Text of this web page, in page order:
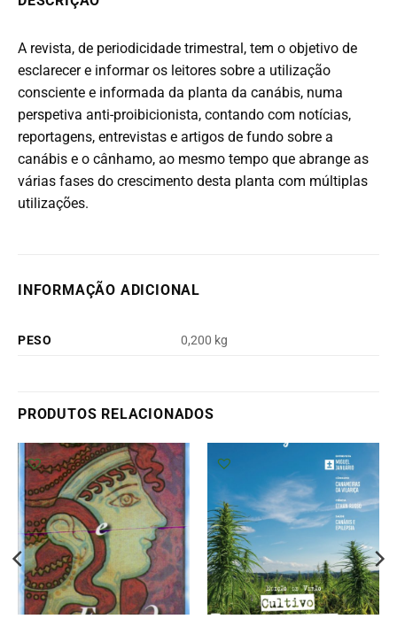
A revista, de periodicidade trimestral, tem o objetivo de
esclarecer e informar os leitores sobre a utilização
consciente e informada da planta da canábis, numa
perspetiva anti-proibicionista, contando com notícias,
reportagens, entrevistas e artigos de fundo sobre a
canábis e o cânhamo, ao mesmo tempo que abrange as
várias fases do crescimento desta planta com múltiplas
utilizações.
INFORMAÇÃO ADICIONAL
PESO 0,200 kg
PRODUTOS RELACIONADOS